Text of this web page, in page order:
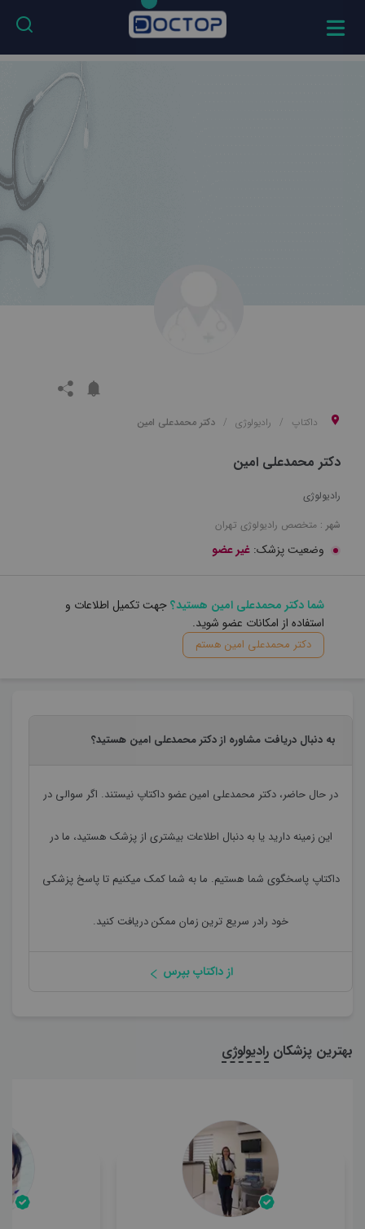
داکتاپ رادیولوژی دکتر محمدعلی امین
دکتر محمدعلی امین
رادیولوژی
شهر : متخصص رادیولوژی تهران
وضعیت پزشک: غیر عضو
شما دکتر محمدعلی امین هستید؟جهت تکمیل اطلاعات و
استفاده از امکانات عضو شوید.
دکتر محمدعلی امین هستم
به دنبال دریافت مشاوره از دکتر محمدعلی امین هستید؟
در حال حاضر، دکتر محمدعلی امینعضو داکتاپ نیستند. اگر سوالی در
این زمینه دارید یا به دنبال اطلاعات بیشتری از پزشک هستید، ما در
داکتاپ پاسخگوی شما هستیم. ما به شما کمک میکنیم تا پاسخ پزشکی
خود رادر سریع ترین زمان ممکن دریافت کنید.
از داکتاپ بپرس
بهترین پزشکان رادیولوژی